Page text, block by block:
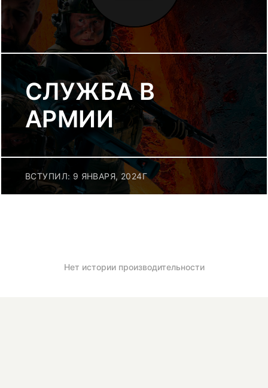
СЛУЖБА В
АРМИИ
ВСТУПИЛ: 9 ЯНВАРЯ, 2024Г
Нет истории производительности